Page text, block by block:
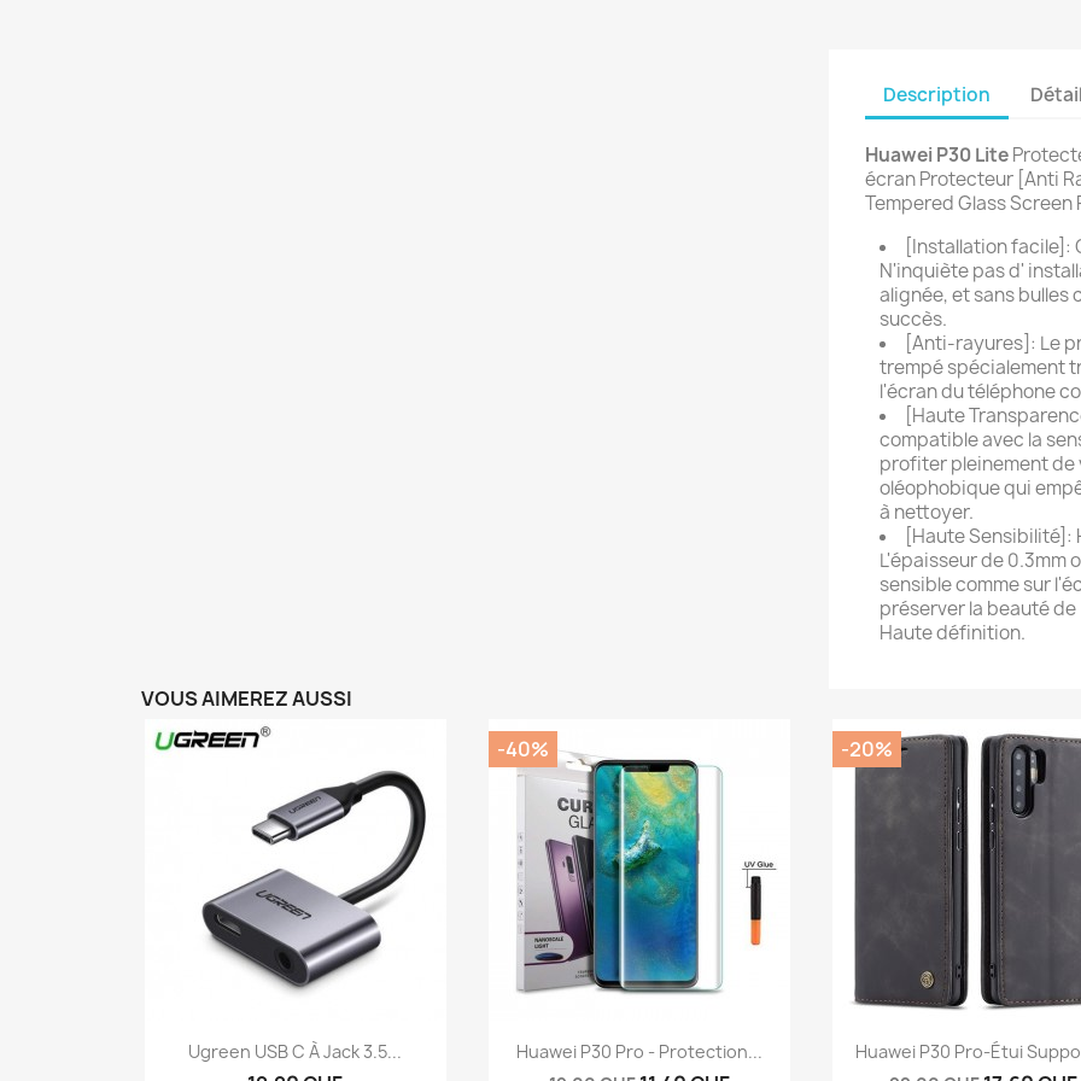
Description
Huawei P30Lite
écran Protecteur [Anti
Tempered Glass
[Installation
N'inquiète pas d'
alignée, et sans bulles
succès.
[Anti-rayures]: Le
trempé spécialement
l'écran du téléphone
[Haute
compatible avec la
profiter pleinement de
oléophobique qui
à nettoyer.
[Haute
L'épaisseur de 0.3mm
sensible comme sur
préserver la beauté de
Haute définition.
VOUS AIMEREZ AUSSI
Aperçu rapide
Ugreen USB C À Jack 3.5... Aperçu rapide
Huawei P30 Pro - Protection...
-40%
Aperçu rapide
Huawei P30 Pro-Étui
-20%